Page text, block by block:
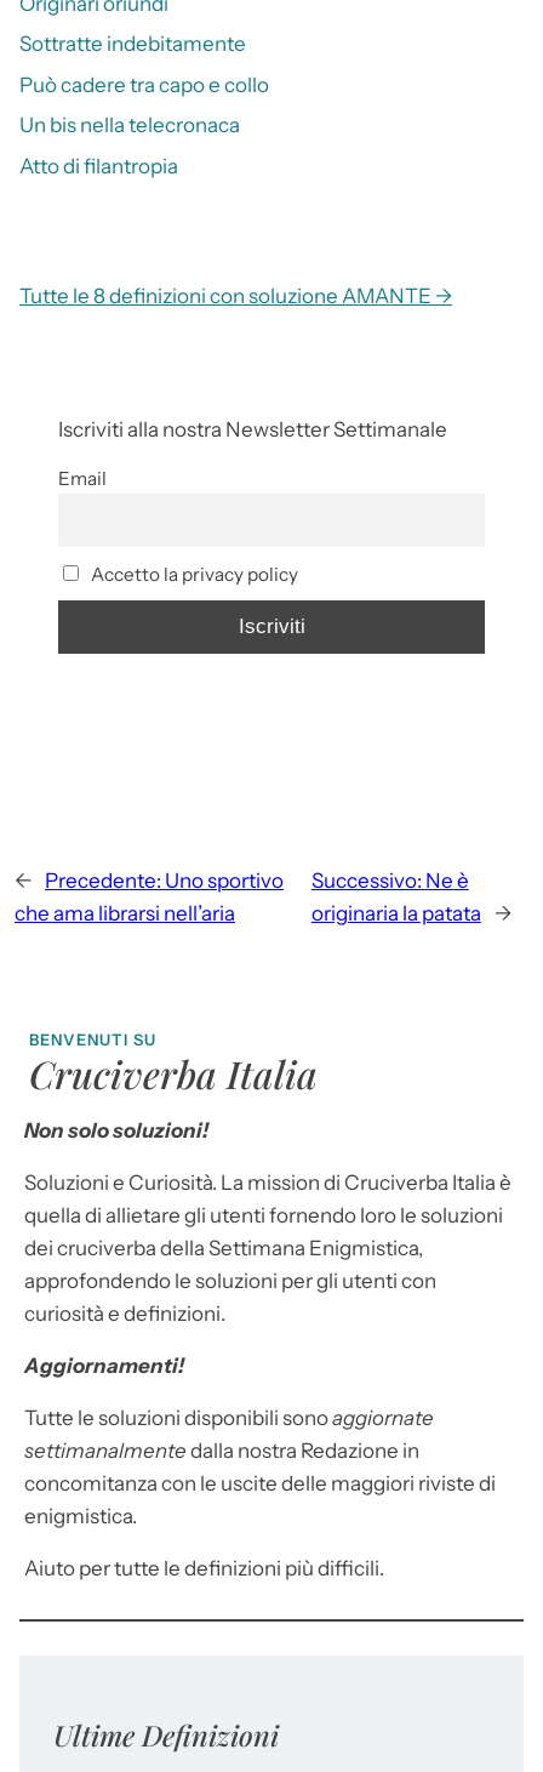
Sottratte indebitamente
Può cadere tra capo e collo
Un bis nella telecronaca
Atto di filantropia
Tutte le 8 definizioni con soluzione AMANTE →
Iscriviti alla nostra Newsletter Settimanale
Email
Accetto la privacy policy
← Precedente: Uno sportivo
che ama librarsi nell’aria
Successivo: Ne è
originaria la patata
→
BENVENUTI SU
Cruciverba Italia
Non solo soluzioni!
Soluzioni e Curiosità. La mission di Cruciverba Italia è
quella di allietare gli utenti fornendo loro le soluzioni
dei cruciverba della Settimana Enigmistica,
approfondendo le soluzioni per gli utenti con
curiosità e definizioni.
Aggiornamenti!
Tutte le soluzioni disponibili sonoaggiornate
settimanalmente dalla nostra Redazione in
concomitanza con le uscite delle maggiori riviste di
enigmistica.
Aiuto per tutte le definizioni più difficili.
Ultime Definizioni